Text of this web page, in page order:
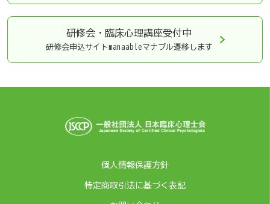
研修会・臨床心理講座受付中
研修会申込サイトmanaableマナブル遷移します
個人情報保護方針
特定商取引法に基づく表記